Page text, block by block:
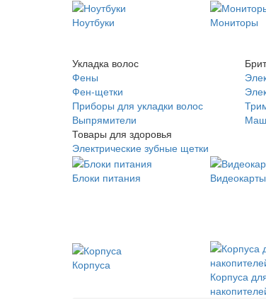
Ноутбуки Мониторы
Укладка волос
Фены
Фен-щетки
Приборы для укладки волос
Выпрямители
Товары для здоровья
Электрические зубные щетки
Блоки питания
Видеокарты
Корпуса
Корпуса